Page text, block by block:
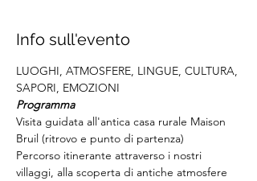
Info sull'evento
LUOGHI, ATMOSFERE, LINGUE, CULTURA,
SAPORI, EMOZIONI
Programma
Visita guidata all'antica casa rurale Maison
Bruil (ritrovo e punto di partenza)
Percorso itinerante attraverso i nostri
villaggi, alla scoperta di antiche atmosfere